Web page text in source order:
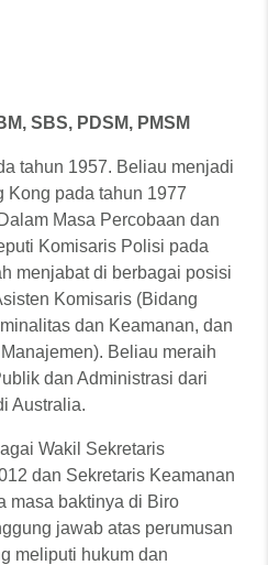
SBS, PDSM, PMSM
tahun 1957. Beliau menjadi
Kong pada tahun 1977
Masa Percobaan dan
Komisaris Polisi pada
menjabat di berbagai posisi
Komisaris (Bidang
dan Keamanan, dan
Beliau meraih
dan Administrasi dari
Australia.
Wakil Sekretaris
dan Sekretaris Keamanan
masa baktinya di Biro
jawab atas perumusan
meliputi hukum dan